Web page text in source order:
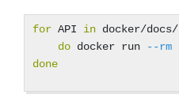
for API in docker/
do docker run --rm
done